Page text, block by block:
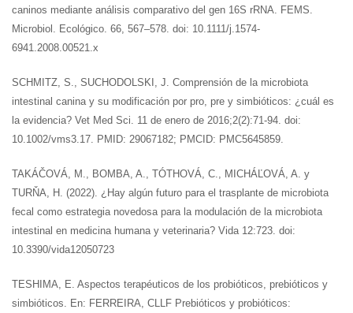
caninos mediante análisis comparativo del gen 16S rRNA. FEMS.
Microbiol. Ecológico. 66, 567–578. doi: 10.1111/j.1574-
6941.2008.00521.x
SCHMITZ, S., SUCHODOLSKI, J. Comprensión de la microbiota
intestinal canina y su modificación por pro, pre y simbióticos: ¿cuál es
la evidencia? Vet Med Sci. 11 de enero de 2016;2(2):71-94. doi:
10.1002/vms3.17. PMID: 29067182; PMCID: PMC5645859.
TAKÁČOVÁ, M., BOMBA, A., TÓTHOVÁ, C., MICHÁĽOVÁ, A. y
TURŇA, H. (2022). ¿Hay algún futuro para el trasplante de microbiota
fecal como estrategia novedosa para la modulación de la microbiota
intestinal en medicina humana y veterinaria? Vida 12:723. doi:
10.3390/vida12050723
TESHIMA, E. Aspectos terapéuticos de los probióticos, prebióticos y
simbióticos. En: FERREIRA, CLLF Prebióticos y probióticos: